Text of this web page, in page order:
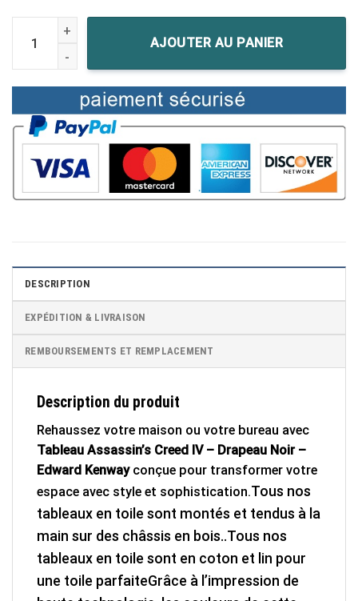
quantité de Tableau Assassin's Creed IV - Drapeau Noir -
AJOUTER AU PANIER
DESCRIPTION
EXPÉDITION & LIVRAISON
REMBOURSEMENTS ET REMPLACEMENT
Description du produit
Rehaussez votre maison ou votre bureau avec
Tableau Assassin’s Creed IV – Drapeau Noir –
Edward Kenwayconçue pour transformer votre
espace avec style et sophistication.Tous nos
tableaux en toile sont montés et tendus à la
main sur des châssis en bois..Tous nos
tableaux en toile sont en coton et lin pour
une toile parfaiteGrâce à l’impression de